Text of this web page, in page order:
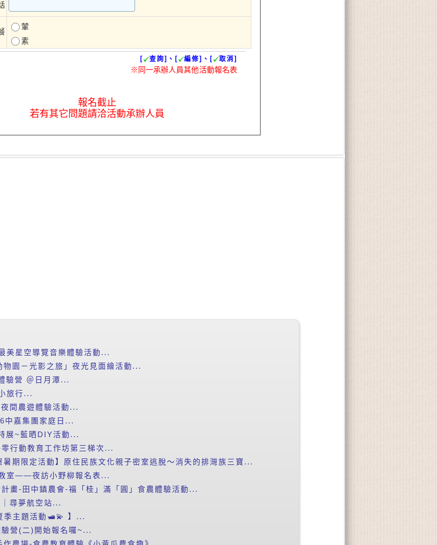
葷
素
[ 查詢]、[ 編修]、[ 取消]
※同一承辦人員其他活動報名表
報名截止
若有其它問題請洽活動承辦人員
美星空導覽音樂體驗活動...
物園－光影之旅」夜光見面繪活動...
驗營 ＠日月潭...
旅行...
間農遊體驗活動...
中嘉集團家庭日...
展~藍晒DIY活動...
行動教育工作坊第三梯次...
暑期限定活動】原住民族文化親子密室逃脫～消失的排灣族三寶...
室——夜訪小野柳報名表...
畫-田中鎮農會-福「桂」滿「圓」食農體驗活動...
尋夢航空站...
季主題活動🛥️💫 】...
營(二)開始報名囉~...